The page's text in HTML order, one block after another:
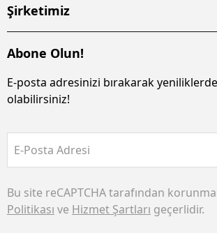
Şirketimiz
Abone Olun!
E-posta adresinizi bırakarak
olabilirsiniz!
E-Posta Adresi
Bu site reCAPTCHA tarafından
Politikası ve Hizmet Şartları geçerlidir.